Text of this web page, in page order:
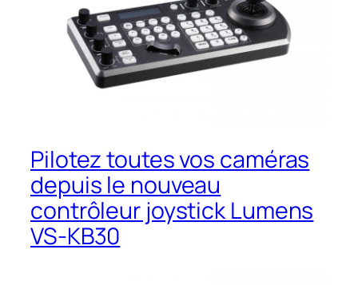
Pilotez toutes vos caméras
depuis le nouveau
contrôleur joystick Lumens
VS-KB30